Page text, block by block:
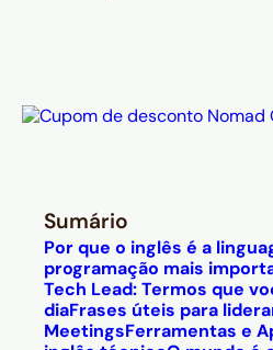
Sumário
Por que o inglês é a
programação mais
Tech Lead: Termos que
diaFrases úteis para
MeetingsFerramentas e